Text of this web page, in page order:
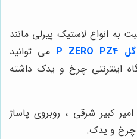
انواع لاستیک پیرلی مانند
می توانید
اینترنتی چرخ و یدک داشته
کبیر شرقی ، روبروی پاساژ